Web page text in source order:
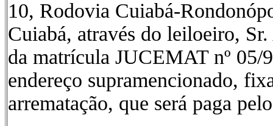
10, Rodovia Cuiabá-
Cuiabá, através do leiloeiro,
da matrícula JUCEMAT nº
endereço supramencionado,
arrematação, que será paga